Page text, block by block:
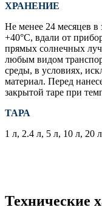
ХРАНЕНИЕ
Не менее 24 месяцев
+40°С, вдали от
прямых солнечных
любым видом
среды, в условиях,
материал. Перед
закрытой таре при
ТАРА
1 л, 2.4 л, 5 л, 10 л, 20
Технические